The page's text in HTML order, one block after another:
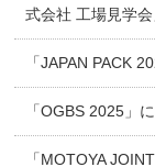
式会社 工場見学
「JAPAN PACK
「OGBS 2025」
「MOTOYA